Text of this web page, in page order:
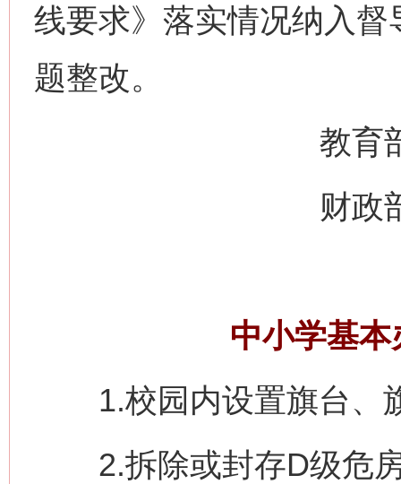
线要求》落实情况纳入
题整改。
教育部
财政部
中小学基
1.校园内设置旗台、
2.拆除或封存D级危房